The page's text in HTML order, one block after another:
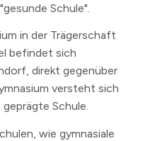
Schule".
in der Trägerschaft
befindet sich
direkt gegenüber
versteht sich
Schule.
wie gymnasiale